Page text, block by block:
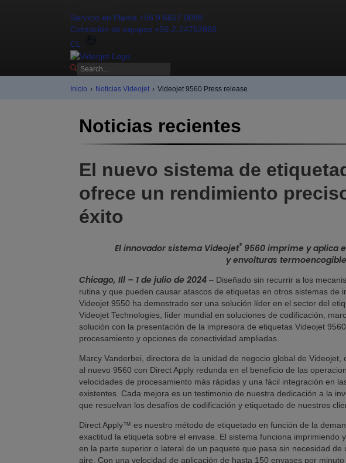
Servicio en Planta +56 9 6657 0088
Cotización de equipos +56-2-24762868
CL
Inicio › Noticias Videojet › Videojet 9560 Press release
Noticias recientes
El nuevo sistema de
ofrece un rendimiento
éxito
El innovador sistema Videojet®9560 imprime y aplica
y envolturas
Chicago, Ill – 1 de julio de 2024 – Diseñado sin recurrir a los
rutina y que pueden causar atascos de etiquetas en otros sistemas de
Videojet 9550 ha demostrado ser una solución líder en el sector del
Videojet Technologies, líder mundial en soluciones de codificación,
solución con la presentación de la impresora de etiquetas Videojet
procesamiento y opciones de conectividad ampliadas.
Marcy Vanderbei, directora de la unidad de negocio global de Videojet,
al nuevo 9560 con Direct Apply redunda en el beneficio de las
velocidades de procesamiento más rápidas y una fácil integración en
existentes. Cada mejora es un testimonio de nuestra dedicación a la
que resuelvan los desafíos de codificación y etiquetado de nuestros
Direct Apply™ es nuestro método de etiquetado en función de la
exactitud la etiqueta sobre el envase. El sistema funciona imprimiendo
en la parte superior o lateral de un paquete que pasa sin necesidad
aire. Con una velocidad de aplicación de hasta 150 envases por